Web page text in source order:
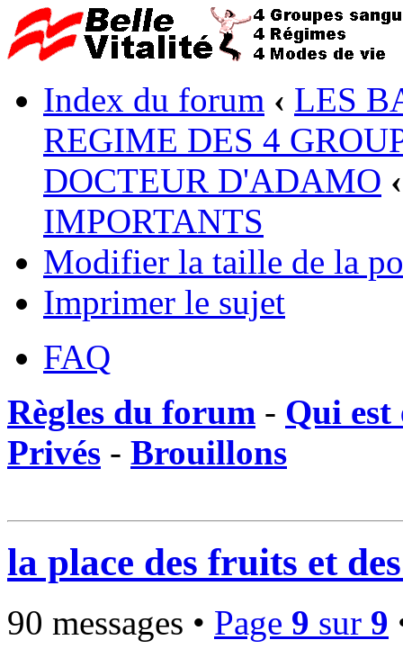
Index du forum ‹ LES
REGIME DES 4
DOCTEUR D'ADAMO ‹
IMPORTANTS
Modifier la taille de la
Imprimer le sujet
FAQ
Règles du forum - Qui est
Privés - Brouillons
la place des fruits et
90 messages • Page 9 sur 9